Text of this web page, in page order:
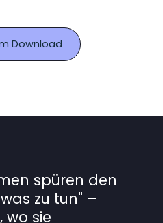
Download
spüren den
zu tun" –
wo sie